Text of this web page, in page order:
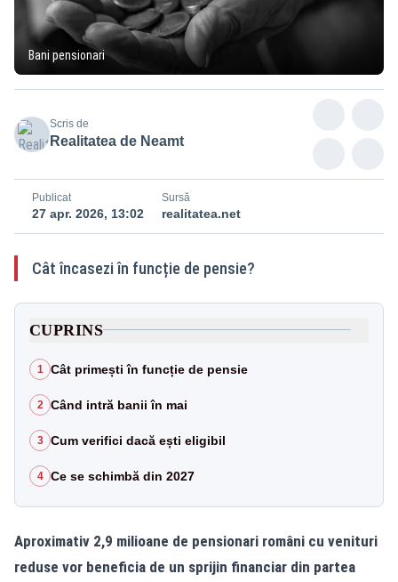
Bani pensionari
Scris de
Realitatea de Neamt
Publicat
27 apr. 2026, 13:02
Sursă
realitatea.net
Cât încasezi în funcție de pensie?
CUPRINS
1 Cât primești în funcție de pensie
2 Când intră banii în mai
3 Cum verifici dacă ești eligibil
4 Ce se schimbă din 2027
Aproximativ 2,9 milioane de pensionari români cu venituri
reduse vor beneficia de un sprijin financiar din partea